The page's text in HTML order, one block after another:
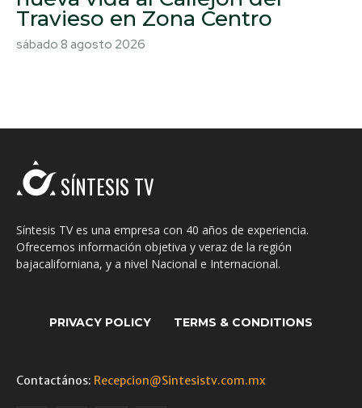
Travieso en Zona Centro
sábado 8 agosto 2026
SÍNTESIS TV
Síntesis TV es una empresa con 40 años de experiencia.
Ofrecemos información objetiva y veraz de la región
bajacaliforniana, y a nivel Nacional e Internacional.
PRIVACY POLICY TERMS & CONDITIONS
Contactános: Recepcion@Sintesistv.com.mx